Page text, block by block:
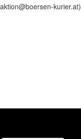
kurier.at)